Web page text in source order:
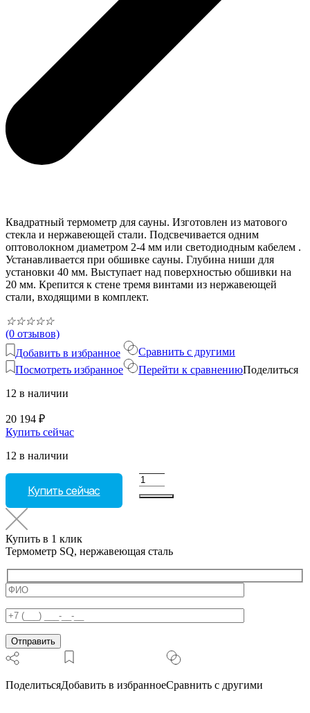
Квадратный термометр для сауны. Изготовлен из матового
стекла и нержавеющей стали. Подсвечивается одним
оптоволокном диаметром 2-4 мм или светодиодным кабелем .
Устанавливается при обшивке сауны. Глубина ниши для
установки 40 мм. Выступает над поверхностью обшивки на
20 мм. Крепится к стене тремя винтами из нержавеющей
стали, входящими в комплект.
☆☆☆☆☆
(0 отзывов)
Добавить в избранное
Посмотреть избранное
Сравнить с другими
Перейти к сравнениюПоделиться
12 в наличии
20 194 ₽
Купить сейчас
12 в наличии
Купить сейчас
Количество
Купить в 1 клик
Термометр SQ, нержавеющая сталь
ПоделитьсяДобавить в избранноеСравнить с другими